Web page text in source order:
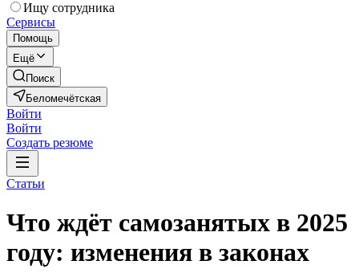
Ищу сотрудника
Сервисы
Помощь
Ещё
Поиск
Беломечётская
Войти
Войти
Создать резюме
Статьи
Что ждёт самозанятых в 2025
году: изменения в законах